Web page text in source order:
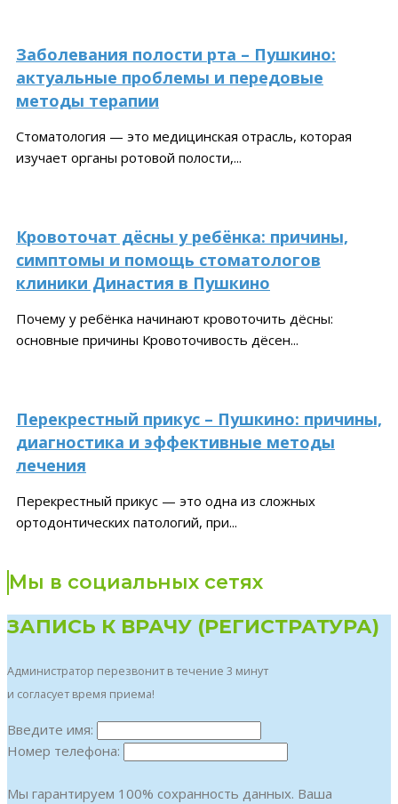
Заболевания полости рта – Пушкино:
актуальные проблемы и передовые
методы терапии
Стоматология — это медицинская отрасль, которая
изучает органы ротовой полости,...
Кровоточат дёсны у ребёнка: причины,
симптомы и помощь стоматологов
клиники Династия в Пушкино
Почему у ребёнка начинают кровоточить дёсны:
основные причины Кровоточивость дёсен...
Перекрестный прикус – Пушкино: причины,
диагностика и эффективные методы
лечения
Перекрестный прикус — это одна из сложных
ортодонтических патологий, при...
Мы в социальных сетях
ЗАПИСЬ К ВРАЧУ (РЕГИСТРАТУРА)
Администратор перезвонит в течение 3 минут
и согласует время приема!
Введите имя:
Номер телефона:
Мы гарантируем 100% сохранность данных. Ваша